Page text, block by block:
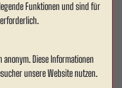
Funktionen und sind für
Diese Informationen
unsere Website nutzen.